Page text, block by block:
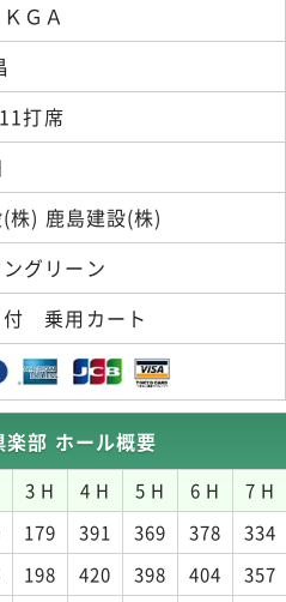
ＧＡ
打席
株) 鹿島建設(株)
グリーン
付 乗用カート
部 ホール概要
3 H 4 H 5 H 6 H
7 H
179 391 369 378
334
198 420 398 404
357